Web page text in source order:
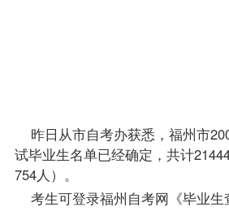
昨日从市自考办获悉，福州市
试毕业生名单已经确定，共计
754人）。
考生可登录福州自考网 《毕业